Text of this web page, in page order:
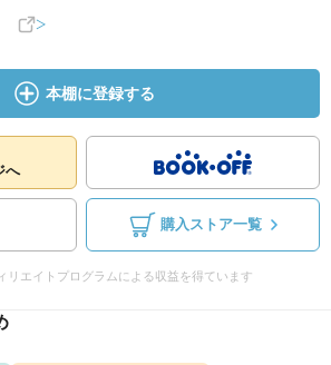
本棚に登録する
へ
購入ストア一覧
リエイトプログラムによる収益を得ています